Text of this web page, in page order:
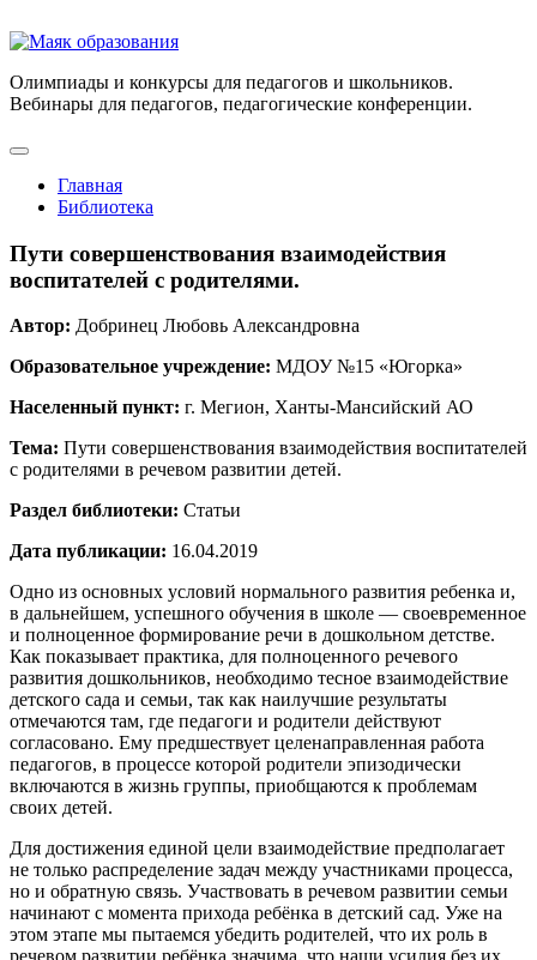
Олимпиады и конкурсы для педагогов и школьников.
Вебинары для педагогов, педагогические конференции.
Главная
Библиотека
Пути совершенствования взаимодействия
воспитателей с родителями.
Автор: Добринец Любовь Александровна
Образовательное учреждение: МДОУ №15 «Югорка»
Населенный пункт: г. Мегион, Ханты-Мансийский АО
Тема: Пути совершенствования взаимодействия воспитателей
с родителями в речевом развитии детей.
Раздел библиотеки: Статьи
Дата публикации: 16.04.2019
Одно из основных условий нормального развития ребенка и,
в дальнейшем, успешного обучения в школе — своевременное
и полноценное формирование речи в дошкольном детстве.
Как показывает практика, для полноценного речевого
развития дошкольников, необходимо тесное взаимодействие
детского сада и семьи, так как наилучшие результаты
отмечаются там, где педагоги и родители действуют
согласовано. Ему предшествует целенаправленная работа
педагогов, в процессе которой родители эпизодически
включаются в жизнь группы, приобщаются к проблемам
своих детей.
Для достижения единой цели взаимодействие предполагает
не только распределение задач между участниками процесса,
но и обратную связь. Участвовать в речевом развитии семьи
начинают с момента прихода ребёнка в детский сад. Уже на
этом этапе мы пытаемся убедить родителей, что их роль в